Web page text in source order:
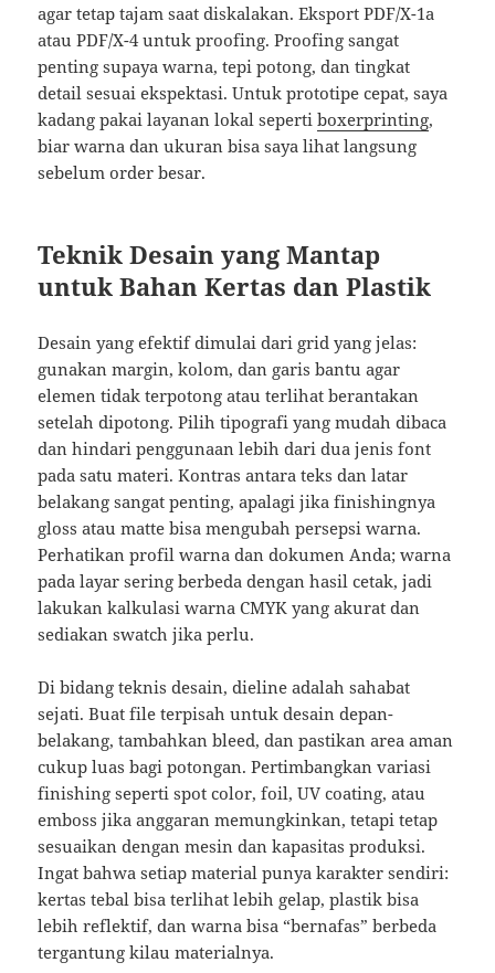
agar tetap tajam saat diskalakan. Eksport PDF/X-1a
atau PDF/X-4 untuk proofing. Proofing sangat
penting supaya warna, tepi potong, dan tingkat
detail sesuai ekspektasi. Untuk prototipe cepat, saya
kadang pakai layanan lokal sepertiboxerprinting,
biar warna dan ukuran bisa saya lihat langsung
sebelum order besar.
Teknik Desain yang Mantap
untuk Bahan Kertas dan Plastik
Desain yang efektif dimulai dari grid yang jelas:
gunakan margin, kolom, dan garis bantu agar
elemen tidak terpotong atau terlihat berantakan
setelah dipotong. Pilih tipografi yang mudah dibaca
dan hindari penggunaan lebih dari dua jenis font
pada satu materi. Kontras antara teks dan latar
belakang sangat penting, apalagi jika finishingnya
gloss atau matte bisa mengubah persepsi warna.
Perhatikan profil warna dan dokumen Anda; warna
pada layar sering berbeda dengan hasil cetak, jadi
lakukan kalkulasi warna CMYK yang akurat dan
sediakan swatch jika perlu.
Di bidang teknis desain, dieline adalah sahabat
sejati. Buat file terpisah untuk desain depan-
belakang, tambahkan bleed, dan pastikan area aman
cukup luas bagi potongan. Pertimbangkan variasi
finishing seperti spot color, foil, UV coating, atau
emboss jika anggaran memungkinkan, tetapi tetap
sesuaikan dengan mesin dan kapasitas produksi.
Ingat bahwa setiap material punya karakter sendiri:
kertas tebal bisa terlihat lebih gelap, plastik bisa
lebih reflektif, dan warna bisa “bernafas” berbeda
tergantung kilau materialnya.